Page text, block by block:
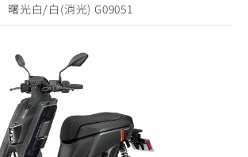
曙光白/白(消光) G09051